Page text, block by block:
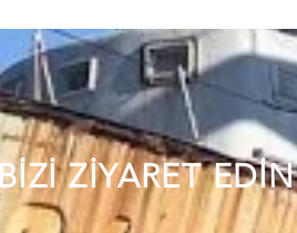
ZİYARET EDİN